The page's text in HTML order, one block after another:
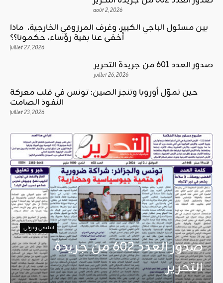
août 2, 2026
بين مسئول الباجي الكبير، وغرف المرزوقي الخارجية، ماذا
أخفى عنا بقية رؤساء، حكمونا؟؟
juillet 27, 2026
صدور العدد 601 من جريدة التحرير
juillet 26, 2026
حين تموّل أوروبا وتنجز الصين: تونس في قلب معركة
النفوذ الصامت
juillet 23, 2026
اقليمي ودولي
صدور العدد 602 من جريدة
التحرير